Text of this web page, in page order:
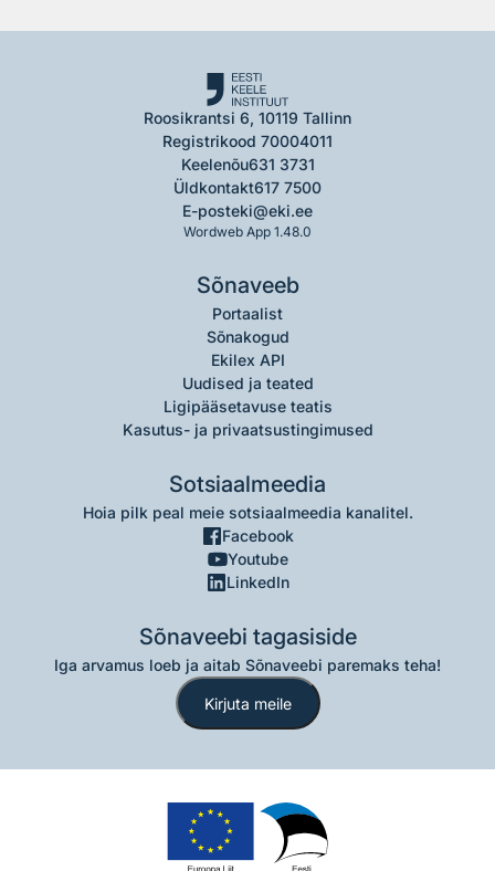
Roosikrantsi 6, 10119 Tallinn
Registrikood 70004011
Keelenõu631 3731
Üldkontakt617 7500
E-posteki@eki.ee
Wordweb App 1.48.0
Sõnaveeb
Portaalist
Sõnakogud
Ekilex API
Uudised ja teated
Ligipääsetavuse teatis
Kasutus- ja privaatsustingimused
Sotsiaalmeedia
Hoia pilk peal meie sotsiaalmeedia kanalitel.
Facebook
Youtube
LinkedIn
Sõnaveebi tagasiside
Iga arvamus loeb ja aitab Sõnaveebi paremaks teha!
Kirjuta meile